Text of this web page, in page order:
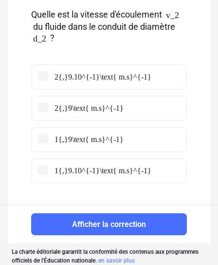
Quelle est la vitesse d'écoulement v_2
du fluide dans le conduit de diamètre
d_2 ?
2{,}9.10^{-1}\text{ m.s}^{-1}
2{,}9\text{ m.s}^{-1}
1{,}9\text{ m.s}^{-1}
1{,}9.10^{-1}\text{ m.s}^{-1}
Afficher la correction
La charte éditoriale garantit la conformité des contenus aux programmes
officiels de l'Éducation nationale. en savoir plus